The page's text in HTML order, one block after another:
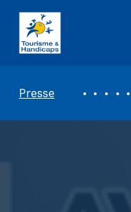
ASSOCIATION TOURISME ET HANDICAPS
Presse